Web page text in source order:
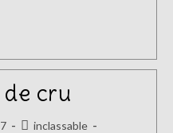
cru
Postinclassable